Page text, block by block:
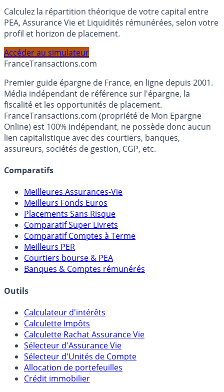
Simulateur d'Allocation
Calculez la répartition théorique de votre capital entre
profil et horizon de placement.
FranceTransactions.com
Premier guide épargne de France, en ligne depuis 2001.
Média indépendant de référence sur l'épargne, la
fiscalité et les opportunités de placement.
FranceTransactions.com (propriété de Mon Epargne
Online) est 100% indépendant, ne possède donc aucun
assureurs, sociétés de gestion, CGP, etc.
Comparatifs
Meilleures Assurances-Vie
Meilleurs Fonds Euros
Placements Sans Risque
Comparatif Super Livrets
Comparatif Comptes à Terme
Meilleurs PER
Banques & Comptes rémunérés
Outils
Calculateur d'intérêts
Calculette Impôts
Calculette Rachat Assurance Vie
Sélecteur d'Assurance Vie
Sélecteur d'Unités de Compte